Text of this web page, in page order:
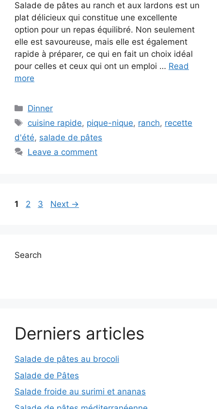
Salade de pâtes au ranch et aux lardons est un
plat délicieux qui constitue une excellente
option pour un repas équilibré. Non seulement
elle est savoureuse, mais elle est également
rapide à préparer, ce qui en fait un choix idéal
pour celles et ceux qui ont un emploi … Read
more
Categories
Dinner
Tags
cuisine rapide, pique-nique, ranch, recette
d'été, salade de pâtes
Leave a comment
Page
1 Page
2 Page
3 Next →
Search
Derniers articles
Salade de pâtes au brocoli
Salade de Pâtes
Salade froide au surimi et ananas